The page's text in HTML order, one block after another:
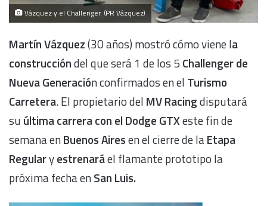
Vázquez y el Challenger. (PR Vázquez)
Martín Vázquez(30 años) mostró cómo viene la
construccióndel que será 1 de los 5Challenger de
Nueva Generación confirmados en el Turismo
Carretera. El propietario del MV Racingdisputará
su última carrera con el Dodge GTXeste fin de
semana enBuenos Airesen el cierre de laEtapa
Regularyestrenaráel flamante prototipo la
próxima fecha enSan Luis.